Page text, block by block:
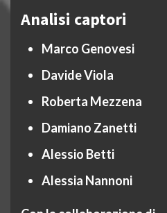
Analisi captori
Marco Genovesi
Davide Viola
Roberta Mezzena
Damiano Zanetti
Alessio Betti
Alessia Nannoni